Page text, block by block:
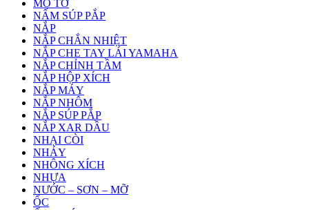
MÔ TƠ
NẤM SÚP PẮP
NẮP
NẮP CHẮN NHIỆT
NẮP CHE TAY LÁI YAMAHA
NẮP CHỈNH TẦM
NẮP HỘP XÍCH
NẮP MÁY
NẮP NHÔM
NẮP SÚP PẮP
NẮP XAR DẦU
NHẠI CÒI
NHÁY
NHÔNG XÍCH
NHỰA
NƯỚC – SƠN – MỠ
ỐC